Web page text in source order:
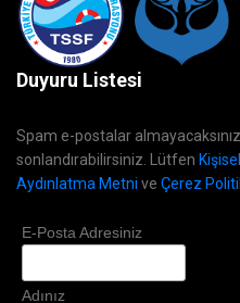
Duyuru Listesi
Spam e-postalar
sonlandırabilirsiniz. Lütfen
Aydınlatma Metni ve Çerez
E-Posta Adresiniz
Adınız